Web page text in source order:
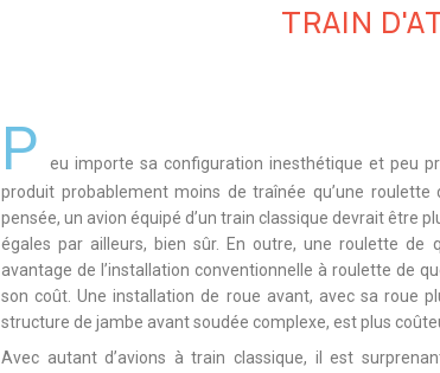
TRAIN
P
eu importe sa configuration inesthétique et peu
produit probablement moins de traînée qu’une
pensée, un avion équipé d’un train classique devrait être
égales par ailleurs, bien sûr. En outre, une roulette de
avantage de l’installation conventionnelle à roulette de
son coût. Une installation de roue avant, avec sa roue
structure de jambe avant soudée complexe, est plus
Avec autant d’avions à train classique, il est